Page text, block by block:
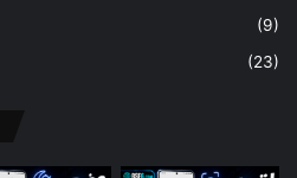
(9)
(23)